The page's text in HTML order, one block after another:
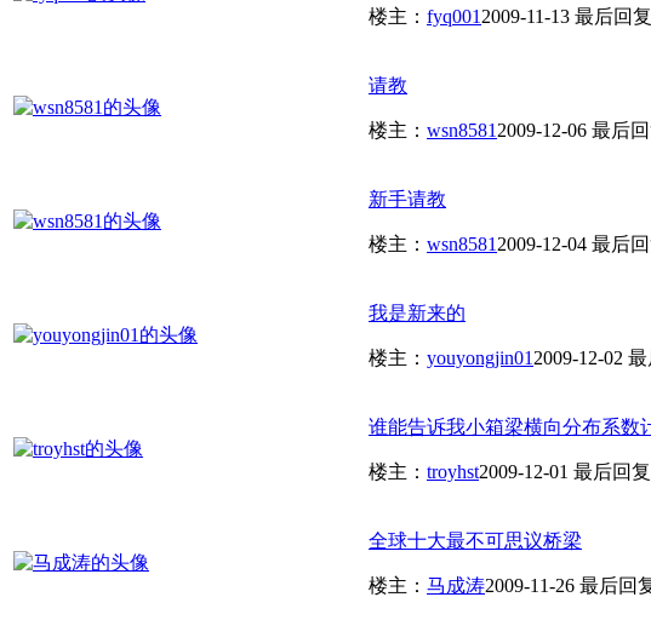
楼主： fyq001 2009-11-13 最后回复
请教
楼主： wsn8581 2009-12-06 最后回
新手请教
楼主： wsn8581 2009-12-04 最后回
我是新来的
楼主： youyongjin01 2009-12-02 最
谁能告诉我小箱梁横向分布系数
楼主： troyhst2009-12-01 最后回复
全球十大最不可思议桥梁
楼主： 马成涛2009-11-26 最后回